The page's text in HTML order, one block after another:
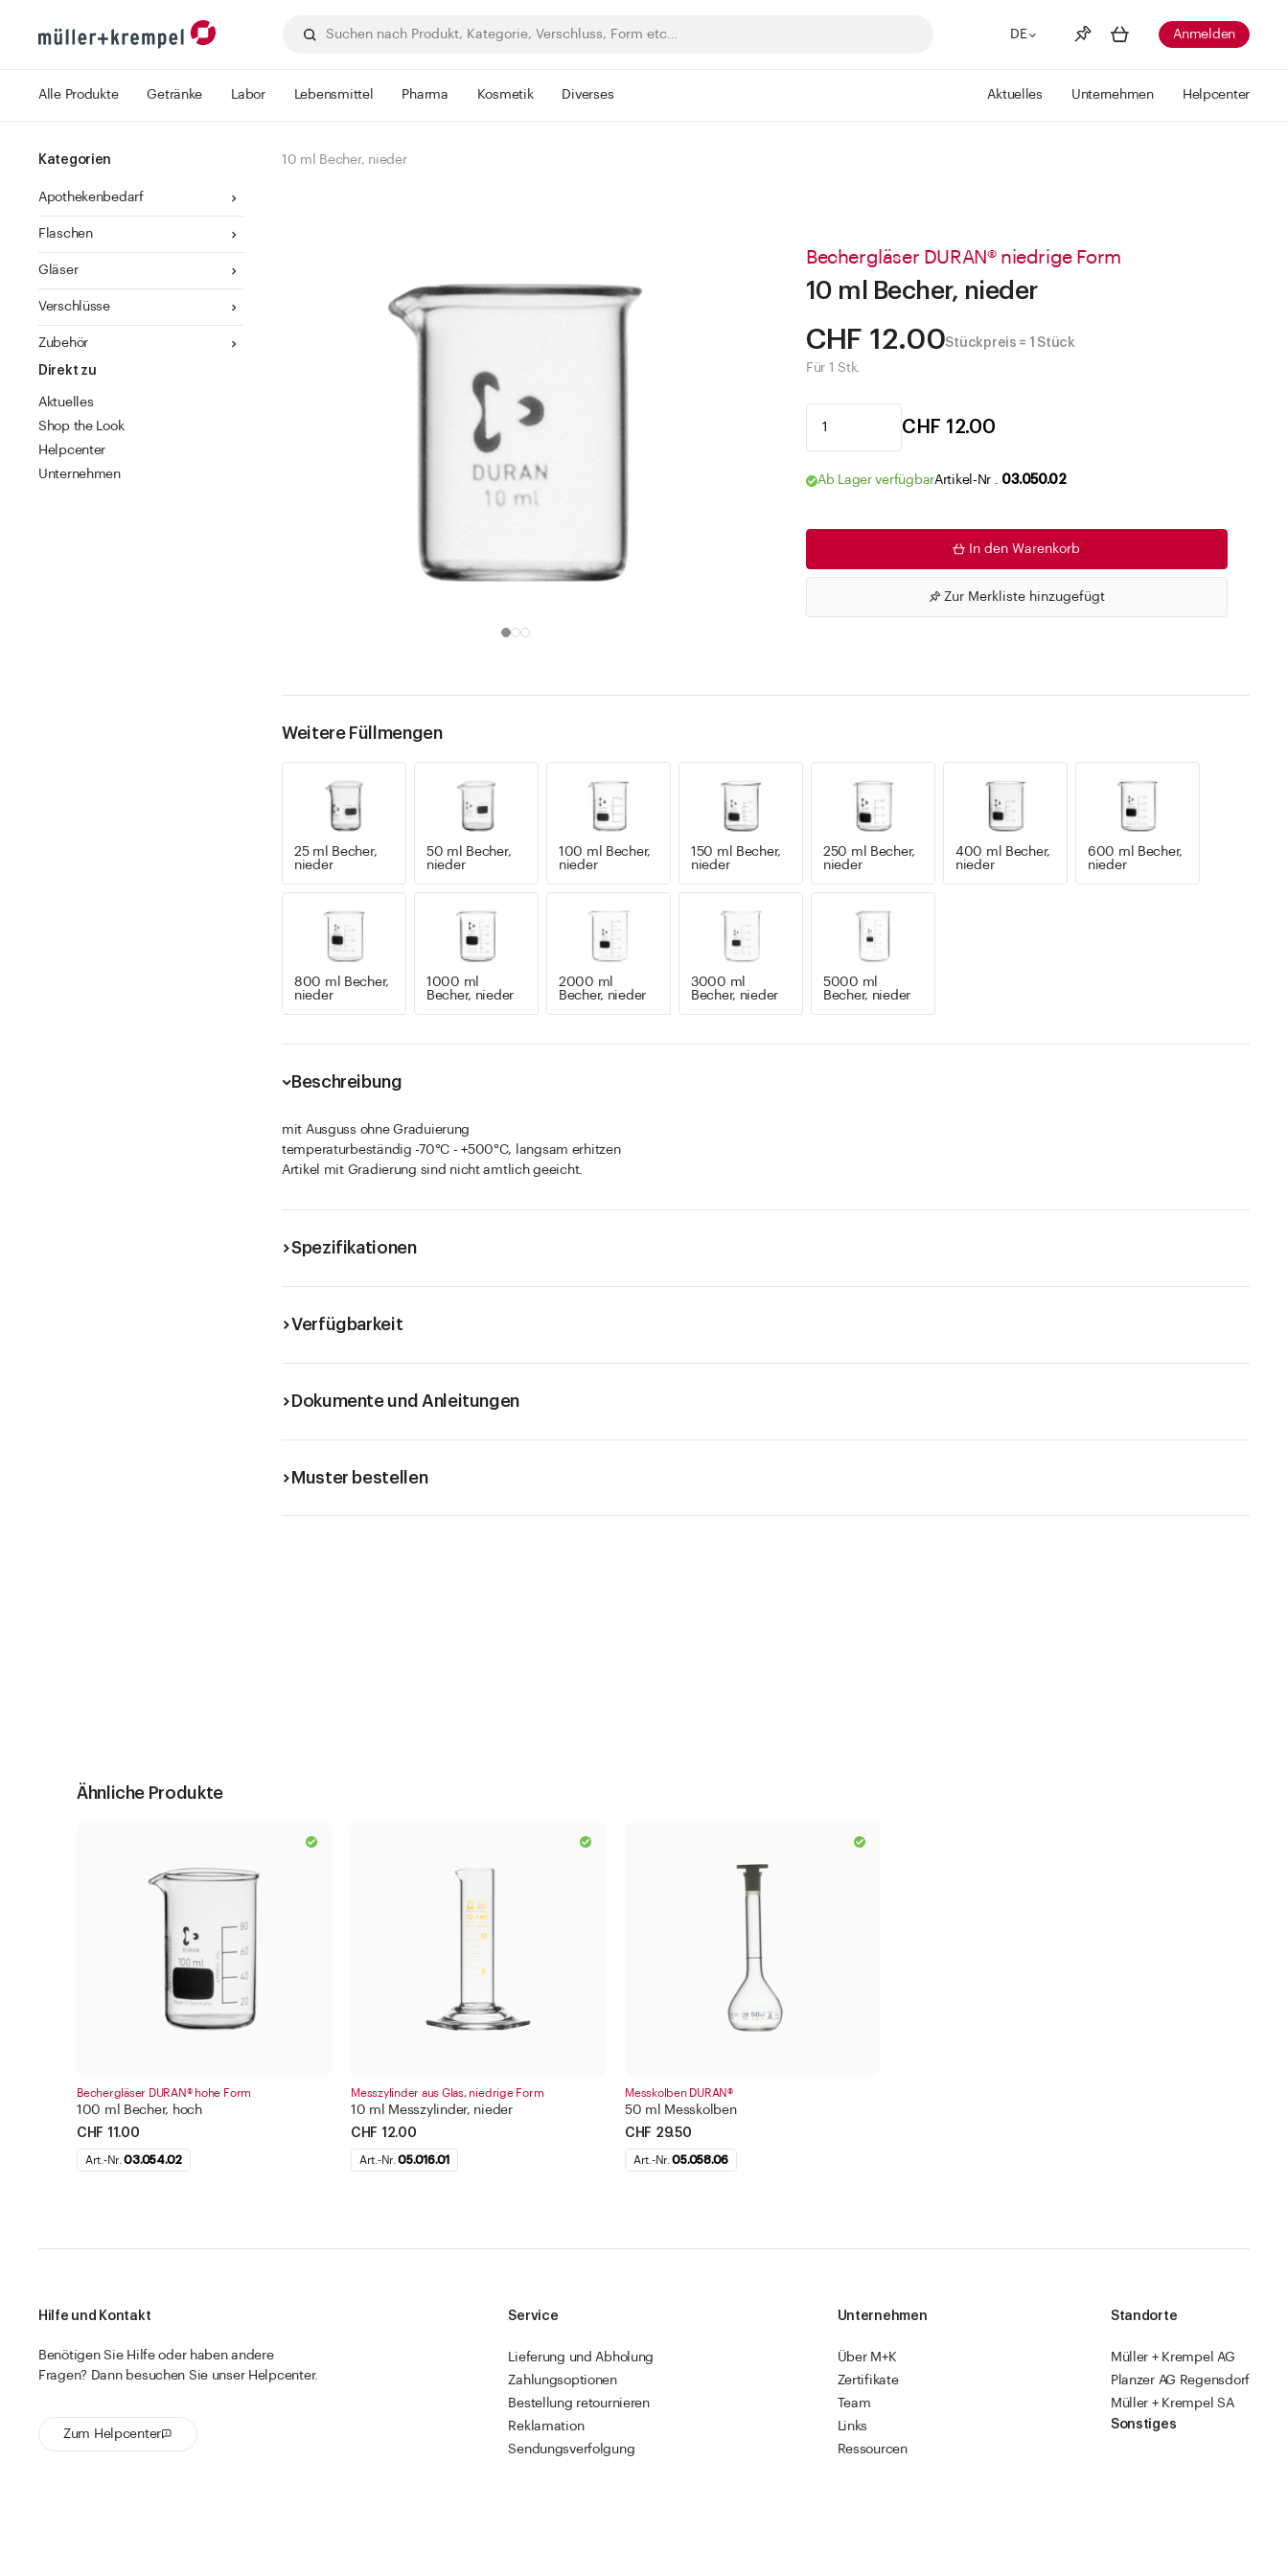
DE
Merkliste Mehr anzeigen
Anmelden
Alle Produkte Getränke Labor Lebensmittel Pharma Kosmetik Diverses Aktuelles Unternehmen Helpcenter
Kategorien
Apothekenbedarf
Flaschen
Gläser
Verschlüsse
Zubehör
Direkt zu
Aktuelles
Shop the Look
Helpcenter
Unternehmen
10 ml Becher, nieder
Bechergläser DURAN® niedrige Form
10 ml Becher, nieder
CHF 12.00Stückpreis = 1 Stück
Für 1 Stk.
CHF 12.00
Ab Lager verfügbarArtikel-Nr . 03.050.02
In den Warenkorb
Zur Merkliste hinzugefügt
Weitere Füllmengen
25 ml Becher,
nieder
50 ml Becher,
nieder
100 ml Becher,
nieder
150 ml Becher,
nieder
250 ml Becher,
nieder
400 ml Becher,
nieder
600 ml Becher,
nieder
800 ml Becher,
nieder
1000 ml
Becher, nieder
2000 ml
Becher, nieder
3000 ml
Becher, nieder
5000 ml
Becher, nieder
Beschreibung
mit Ausguss ohne Graduierung
temperaturbeständig -70°C - +500°C, langsam erhitzen
Artikel mit Gradierung sind nicht amtlich geeicht.
Spezifikationen
Verfügbarkeit
Dokumente und Anleitungen
Muster bestellen
Ähnliche Produkte
Bechergläser DURAN® hohe Form
100 ml Becher, hoch
CHF 11.00
Art.-Nr.03.054.02
Messzylinder aus Glas, niedrige Form
10 ml Messzylinder, nieder
CHF 12.00
Art.-Nr.05.016.01
Messkolben DURAN®
50 ml Messkolben
CHF 29.50
Art.-Nr.05.058.06
Hilfe und Kontakt
Benötigen Sie Hilfe oder haben andere
Fragen? Dann besuchen Sie unser Helpcenter.
Zum Helpcenter
Service
Lieferung und Abholung
Zahlungsoptionen
Bestellung retournieren
Reklamation
Sendungsverfolgung
Unternehmen
Über M+K
Zertifikate
Team
Links
Ressourcen
Standorte
Müller + Krempel AG
Planzer AG Regensdorf
Müller + Krempel SA
Sonstiges